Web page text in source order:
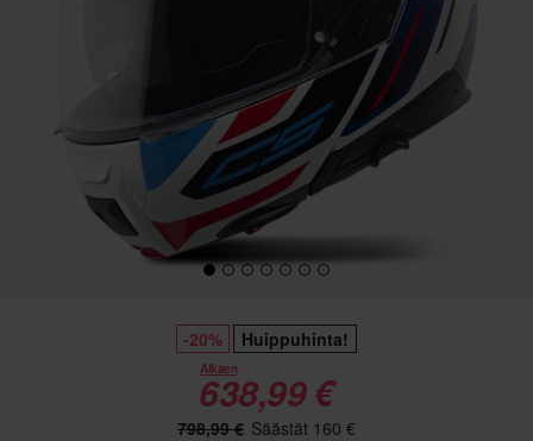
-20% Huippuhinta!
Alkaen
638,99 €
798,99 € Säästät 160 €